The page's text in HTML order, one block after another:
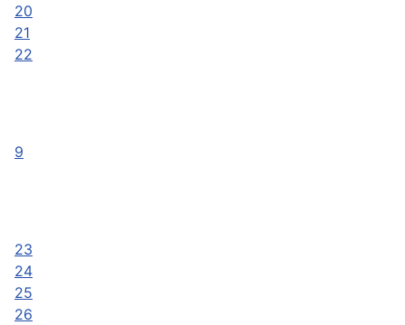
20
21
22
9
23
24
25
26